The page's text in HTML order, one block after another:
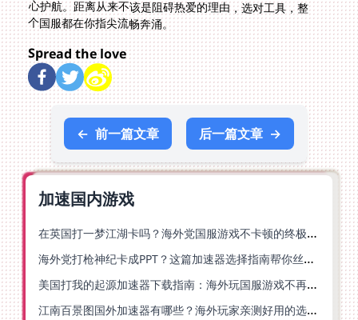
个国服都在你指尖流畅奔涌。
Spread the love
← 前一篇文章 后一篇文章 →
加速国内游戏
在英国打一梦江湖卡吗？海外党国服游戏不卡顿的终极解法
海外党打枪神纪卡成PPT？这篇加速器选择指南帮你丝滑上分
美国打我的起源加速器下载指南：海外玩国服游戏不再卡的终极方案
江南百景图国外加速器有哪些？海外玩家亲测好用的选择与避坑指南